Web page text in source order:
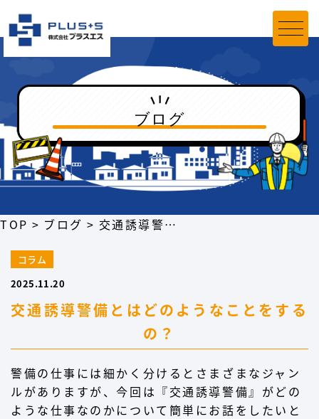
ブログ
TOP ブログ 交通誘導警備とはどのようなことをするの？
コラム
2025.11.20
交通誘導警備とはどのようなことをする
の？
警備の仕事には細かく分けるとさまざまなジャン
ルがありますが、今回は『交通誘導警備』がどの
ような仕事なのかについて簡単にお話をしたいと